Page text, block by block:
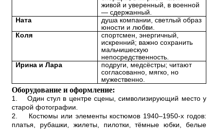
живой и уверенный, в военной
— сдержанный.
Ната
душа компании, светлый образ
юности и любви.
Коля
спортсмен, энергичный,
искренний; важно сохранить
мальчишескую
непосредственность.
Ирина и Лара
подруги, медсёстры; читают
согласованно, мягко, но
мужественно.
Оборудование и оформление:
1.
Один стул в центре сцены, символизирующий место у
старой фотографии.
2.
Костюмы или элементы костюмов 1940–1950-х годов:
платья, рубашки, жилеты, пилотки, тёмные юбки, белые